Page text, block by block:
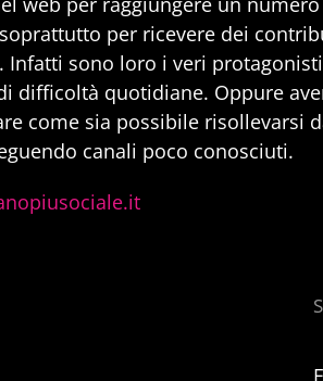
per ricevere dei
sono loro i veri
difficoltà quotidiane. Oppure
come sia possibile risollevarsi
canali poco conosciuti.